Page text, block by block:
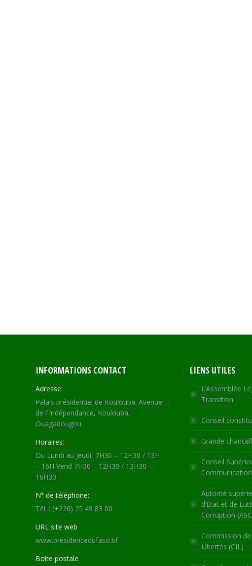
INFORMATIONS CONTACT
Adresse:
Palais présidentiel de Koulouba. Avenue
de l´Indépendance, Koulouba,
Ouagadougou
Horaires:
Du Lundi au jeudi, 7H30 – 12H30 / 13H
– 16H Vend 7H30 – 12H30 / 13H30 –
16H30
N° de téléphone:
Tél. : (+226) 25 49 83 00
URL site web
www.presidencedufaso.bf
Boite postale
LIENS UTILES
L’Assemblée
Transition
Conseil
Grande
Conseil
Communication
Autorité
d’Etat et de
Corruption
Commission
Libertés (CIL)